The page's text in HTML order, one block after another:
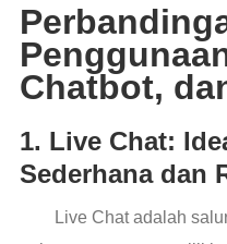
Chatbot,
1. Live Chat:
Sederhana dan
Live Chat adalah